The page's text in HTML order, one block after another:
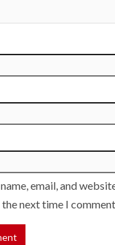
email, and
next time I